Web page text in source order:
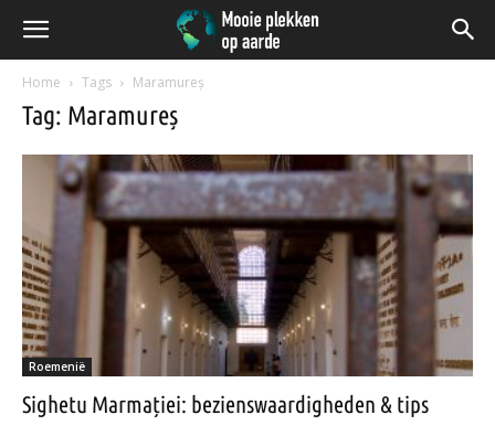
Home Tags Maramureș
Tag: Maramureș
Roemenië
Sighetu Marmației: bezienswaardigheden & tips